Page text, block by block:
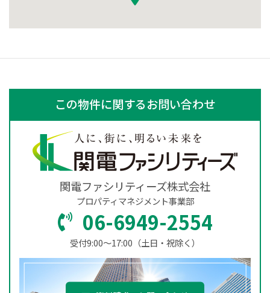
この物件に関するお問い合わせ
関電ファシリティーズ株式会社
プロパティマネジメント事業部
06-6949-2554
受付9:00～17:00（土日・祝除く）